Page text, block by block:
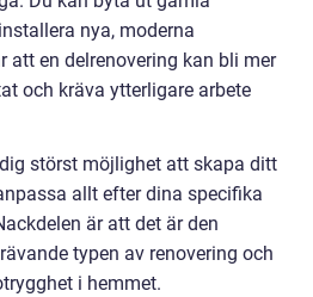
nya, moderna
att en delrenovering kan bli mer
och kräva ytterligare arbete
störst möjlighet att skapa ditt
allt efter dina specifika
är att det är den
typen av renovering och
i hemmet.